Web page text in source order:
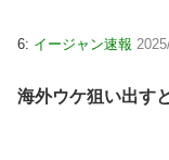
6: イージャン速報
海外ウケ狙い出す